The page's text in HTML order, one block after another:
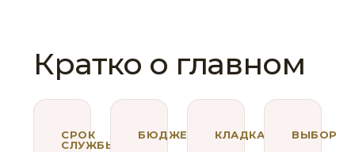
Кратко о главном
СРОК
СЛУЖБЫ
БЮДЖЕТ КЛАДКА ВЫБОР